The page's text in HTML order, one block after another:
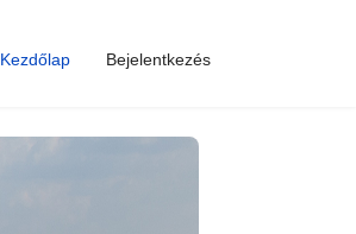
Kezdőlap Bejelentkezés